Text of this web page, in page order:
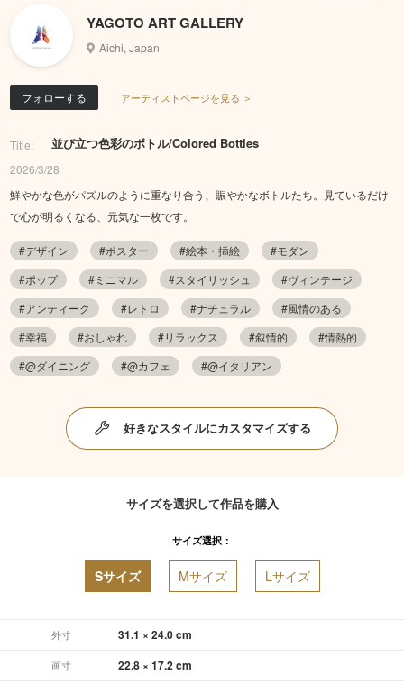
YAGOTO ART GALLERY
Aichi, Japan
フォローする アーティストページを見る ＞
Title: 並び立つ色彩のボトル/Colored Bottles
2026/3/28
鮮やかな色がパズルのように重なり合う、賑やかなボトルたち。見ているだけ
で心が明るくなる、元気な一枚です。
#デザイン #ポスター #絵本・挿絵
#モダン
#ポップ
#ミニマル #スタイリッシュ
#ヴィンテージ
#アンティーク
#レトロ #ナチュラル
#風情のある
#幸福
#おしゃれ #リラックス #叙情的
#情熱的
#@ダイニング
#@カフェ #@イタリアン
好きなスタイルにカスタマイズする
サイズを選択して作品を購入
サイズ選択：
Sサイズ Mサイズ Lサイズ
外寸 31.1 × 24.0 cm
画寸 22.8 × 17.2 cm